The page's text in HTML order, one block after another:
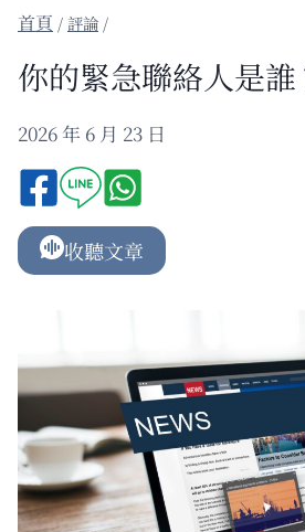
/ 評論 /
你的緊急聯絡人是誰
2026 年 6 月 23 日
收聽文章